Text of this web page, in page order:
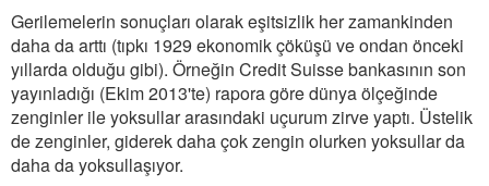
Gerilemelerin sonuçları olarak eşitsizlik her zamankinden
daha da arttı (tıpkı 1929 ekonomik çöküşü ve ondan önceki
yıllarda olduğu gibi). Örneğin Credit Suisse bankasının son
yayınladığı (Ekim 2013'te) rapora göre dünya ölçeğinde
zenginler ile yoksullar arasındaki uçurum zirve yaptı. Üstelik
de zenginler, giderek daha çok zengin olurken yoksullar da
daha da yoksullaşıyor.